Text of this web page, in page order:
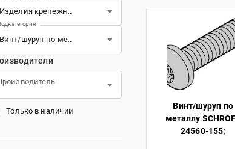
Только в наличии
Винт/шуруп по
металлу
24560-155;